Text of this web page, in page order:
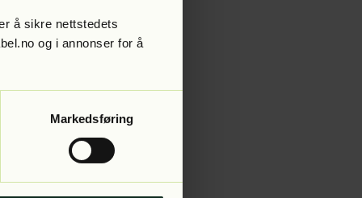
å sikre nettstedets
og i annonser for å
Markedsføring